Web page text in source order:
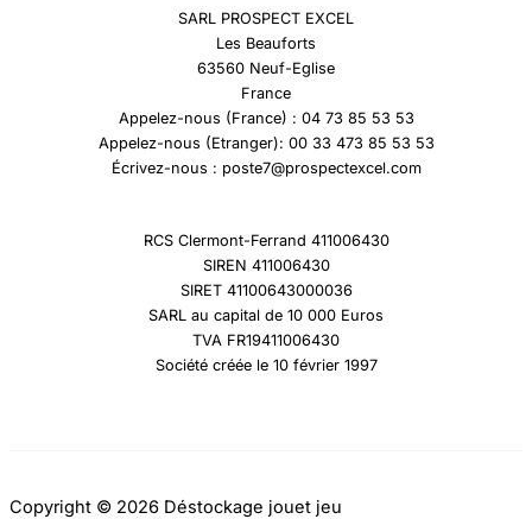
SARL PROSPECT EXCEL
Les Beauforts
63560 Neuf-Eglise
France
Appelez-nous (France) : 04 73 85 53 53
Appelez-nous (Etranger): 00 33 473 85 53 53
Écrivez-nous : poste7@prospectexcel.com
RCS Clermont-Ferrand 411006430
SIREN 411006430
SIRET 41100643000036
SARL au capital de 10 000 Euros
TVA FR19411006430
Société créée le 10 février 1997
Copyright © 2026 Déstockage jouet jeu